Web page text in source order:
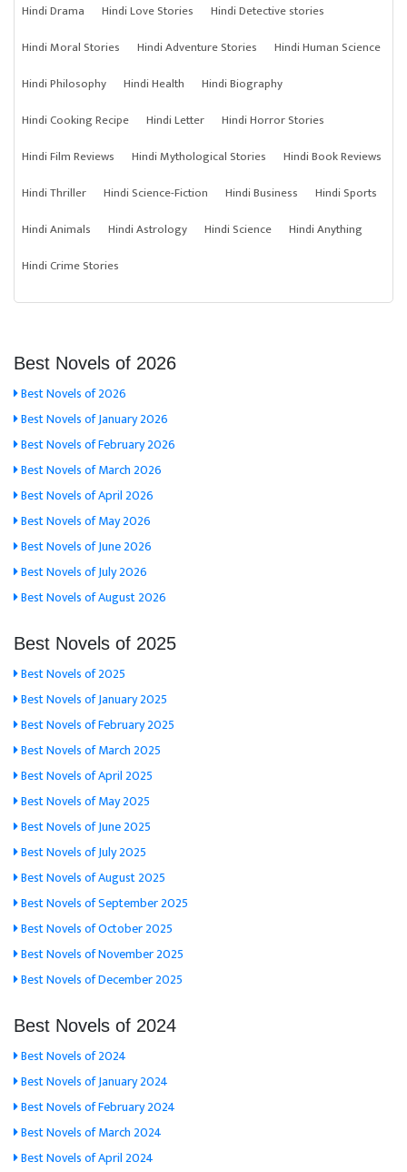
Hindi Drama
Hindi Love Stories
Hindi Detective stories
Hindi Moral Stories
Hindi Adventure Stories
Hindi Human Science
Hindi Philosophy
Hindi Health
Hindi Biography
Hindi Cooking Recipe
Hindi Letter
Hindi Horror Stories
Hindi Film Reviews
Hindi Mythological Stories
Hindi Book Reviews
Hindi Thriller
Hindi Science-Fiction Hindi Business
Hindi Sports
Hindi Animals
Hindi Astrology Hindi Science
Hindi Anything
Hindi Crime Stories
Best Novels of 2026
Best Novels of 2026
Best Novels of January 2026
Best Novels of February 2026
Best Novels of March 2026
Best Novels of April 2026
Best Novels of May 2026
Best Novels of June 2026
Best Novels of July 2026
Best Novels of August 2026
Best Novels of 2025
Best Novels of 2025
Best Novels of January 2025
Best Novels of February 2025
Best Novels of March 2025
Best Novels of April 2025
Best Novels of May 2025
Best Novels of June 2025
Best Novels of July 2025
Best Novels of August 2025
Best Novels of September 2025
Best Novels of October 2025
Best Novels of November 2025
Best Novels of December 2025
Best Novels of 2024
Best Novels of 2024
Best Novels of January 2024
Best Novels of February 2024
Best Novels of March 2024
Best Novels of April 2024